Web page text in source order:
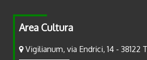
Area Cultura
Vigilianum, via Endrici, 14 - 38122